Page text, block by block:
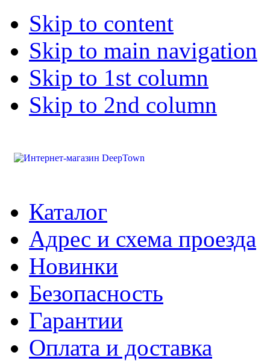
Skip to content
Skip to main navigation
Skip to 1st column
Skip to 2nd column
Каталог
Адрес и схема проезда
Новинки
Безопасность
Гарантии
Оплата и доставка